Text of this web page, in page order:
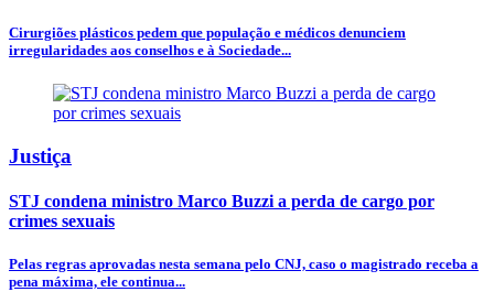
Cirurgiões plásticos pedem que população e médicos denunciem
irregularidades aos conselhos e à Sociedade...
Justiça
STJ condena ministro Marco Buzzi a perda de cargo por
crimes sexuais
Pelas regras aprovadas nesta semana pelo CNJ, caso o magistrado receba a
pena máxima, ele continua...